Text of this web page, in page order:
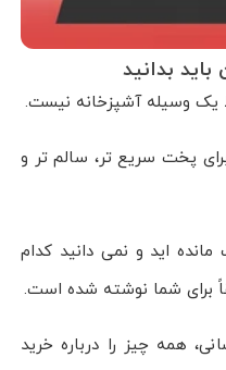
بدانید
یک وسیله آشپزخانه نیست.
پخت سریع تر، سالم تر و
اید و نمی دانید کدام
برای شما نوشته شده است.
همه چیز را درباره خرید